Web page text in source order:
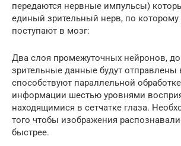
передаются нервные импульсы)
единый зрительный нерв, по
поступают в мозг:
Два слоя промежуточных нейронов, до
зрительные данные будут отправлены
способствуют параллельной
информации шестью уровнями
находящимися в сетчатке глаза.
того чтобы изображения
быстрее.